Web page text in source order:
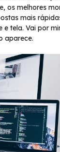
os melhores
mais
e tela. Vai por
aparece.